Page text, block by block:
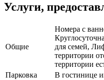
Услуги,
Общие
Номера с
для семей,
территории
территории
Парковка
В гостинице